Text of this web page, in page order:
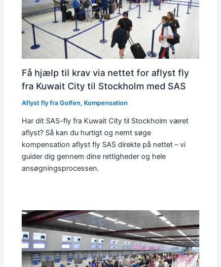
Få hjælp til krav via nettet for aflyst fly
fra Kuwait City til Stockholm med SAS
Aflyst fly fra Golfen, Kompensation
Har dit SAS-fly fra Kuwait City til Stockholm været
aflyst? Så kan du hurtigt og nemt søge
kompensation aflyst fly SAS direkte på nettet – vi
guider dig gennem dine rettigheder og hele
ansøgningsprocessen.